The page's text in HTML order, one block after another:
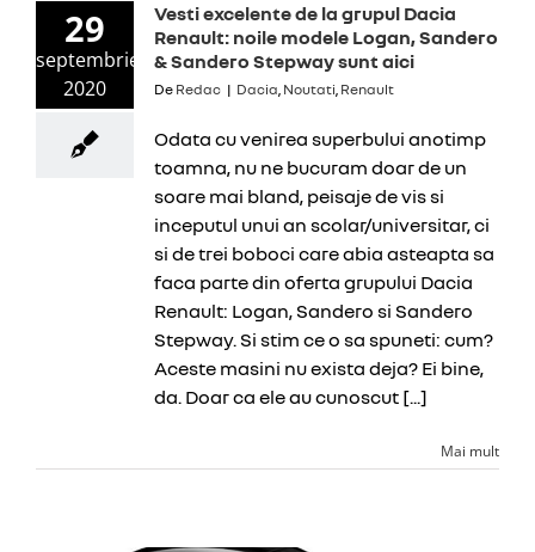
29
septembrie
2020
Vesti excelente de la grupul Dacia
Renault: noile modele Logan, Sandero
& Sandero Stepway sunt aici
De Redac | Dacia, Noutati, Renault
Odata cu venirea superbului anotimp
toamna, nu ne bucuram doar de un
soare mai bland, peisaje de vis si
inceputul unui an scolar/universitar, ci
si de trei boboci care abia asteapta sa
faca parte din oferta grupului Dacia
Renault: Logan, Sandero si Sandero
Stepway. Si stim ce o sa spuneti: cum?
Aceste masini nu exista deja? Ei bine,
da. Doar ca ele au cunoscut [...]
Mai mult